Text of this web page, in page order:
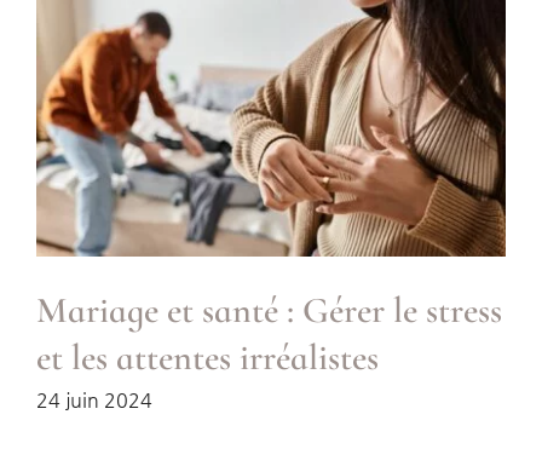
Mariage et santé : Gérer le stress
et les attentes irréalistes
24 juin 2024